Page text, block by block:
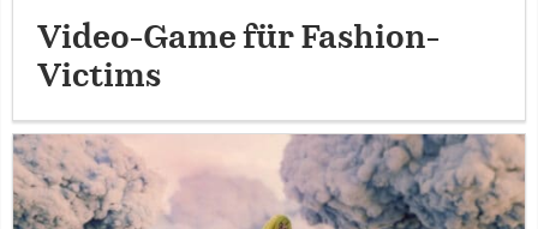
Video-Game für Fashion-
Victims